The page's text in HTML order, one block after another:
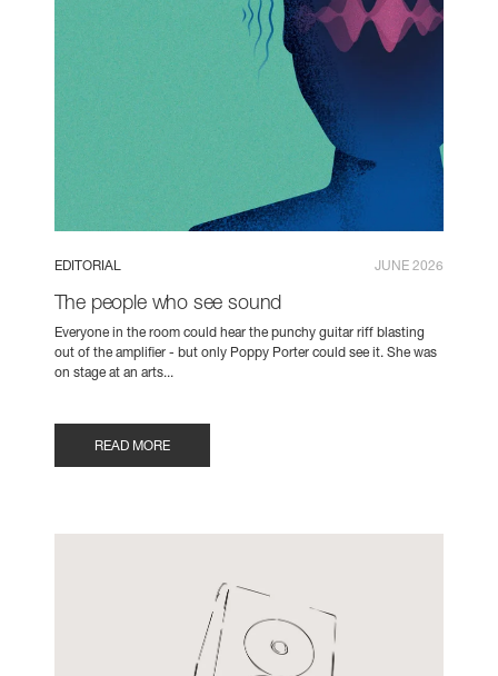
EDITORIAL JUNE 2026
The people who see sound
Everyone in the room could hear the punchy guitar riff blasting
out of the amplifier - but only Poppy Porter could see it. She was
on stage at an arts...
READ MORE